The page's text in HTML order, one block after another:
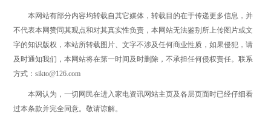
本网站有部分内容均转载自其它媒体，转载目的在于传递更多信息，并
不代表本网赞同其观点和对其真实性负责，本网站无法鉴别所上传图片或文
字的知识版权，本站所转载图片、文字不涉及任何商业性质，如果侵犯，请
及时通知我们，本网站将在第一时间及时删除，不承担任何侵权责任。联系
方式：sikto@126.com
本网认为，一切网民在进入家电资讯网站主页及各层页面时已经仔细看
过本条款并完全同意。敬请谅解。